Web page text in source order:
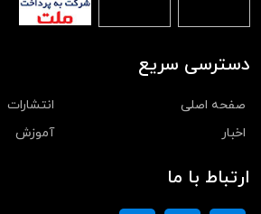
دسترسی سریع
صفحه اصلی
انتشارات
اخبار
آموزش
ارتباط با ما